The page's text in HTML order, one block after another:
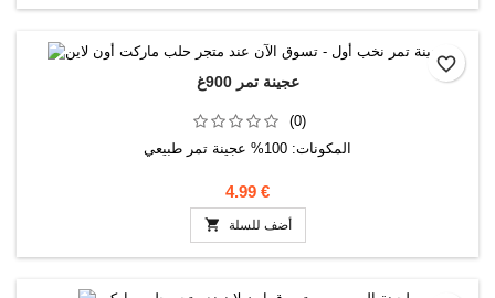
عجينة تمر 900غ
(0)
المكونات: 100% عجينة تمر طبيعي
4.99 €
 أضف للسلة
favorite_border